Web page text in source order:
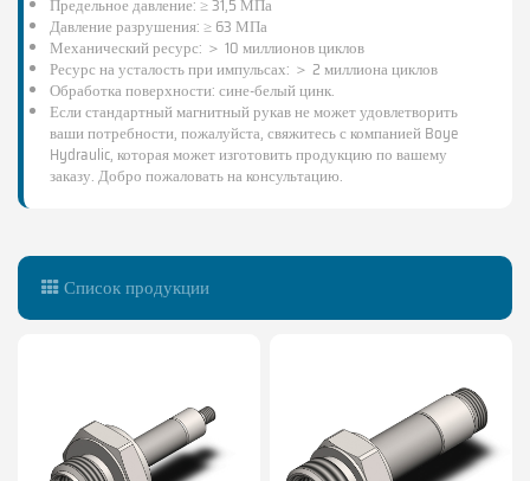
Предельное давление: ≥ 31,5 МПа
Давление разрушения: ≥ 63 МПа
Механический ресурс: ＞ 10 миллионов циклов
Ресурс на усталость при импульсах: ＞ 2 миллиона циклов
Обработка поверхности: сине-белый цинк.
Если стандартный магнитный рукав не может удовлетворить
ваши потребности, пожалуйста, свяжитесь с компанией Boye
Hydraulic, которая может изготовить продукцию по вашему
заказу. Добро пожаловать на консультацию.
Список продукции